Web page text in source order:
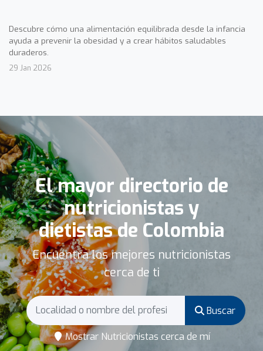
Descubre cómo una alimentación equilibrada desde la infancia
ayuda a prevenir la obesidad y a crear hábitos saludables
duraderos.
29 Jan 2026
El mayor directorio de
nutricionistas y
dietistas de Colombia
Encuentra los mejores nutricionistas
cerca de ti
Buscar
Mostrar Nutricionistas cerca de mí